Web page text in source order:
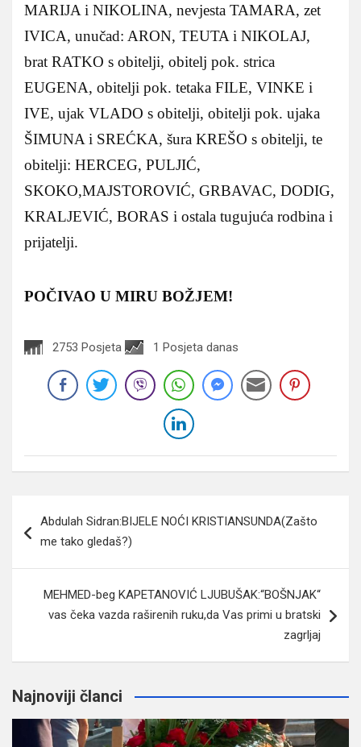
MARIJA i NIKOLINA, nevjesta TAMARA, zet
IVICA, unučad: ARON, TEUTA i NIKOLAJ,
brat RATKO s obitelji, obitelj pok. strica
EUGENA, obitelji pok. tetaka FILE, VINKE i
IVE, ujak VLADO s obitelji, obitelji pok. ujaka
ŠIMUNA i SREĆKA, šura KREŠO s obitelji, te
obitelji: HERCEG, PULJIĆ,
SKOKO,MAJSTOROVIĆ, GRBAVAC, DODIG,
KRALJEVIĆ, BORAS i ostala tugujuća rodbina i
prijatelji.
POČIVAO U MIRU BOŽJEM!
2753 Posjeta 1 Posjeta danas
članaka
Abdulah Sidran:BIJELE NOĆI KRISTIANSUNDA(Zašto
me tako gledaš?)
MEHMED-beg KAPETANOVIĆ LJUBUŠAK:“BOŠNJAK“
vas čeka vazda raširenih ruku,da Vas primi u bratski
zagrljaj
Najnoviji članci